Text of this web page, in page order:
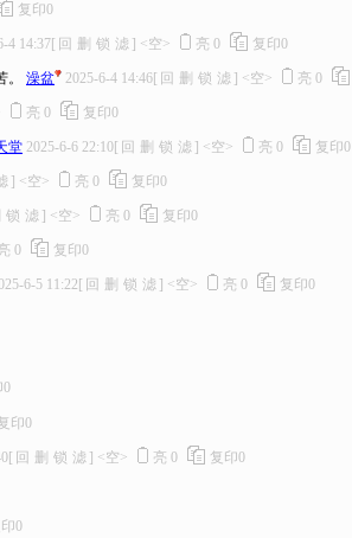
复印0
4 14:37[ 回 删 锁 滤 ] <空> 亮 0 复印0
澡盆 2025-6-4 14:46[ 回 删 锁 滤 ] <空> 亮 0
亮 0 复印0
堂 2025-6-6 22:10[ 回 删 锁 滤 ] <空> 亮 0 复印0
] <空> 亮 0 复印0
锁 滤 ] <空> 亮 0 复印0
0 复印0
6-5 11:22 [ 回 删 锁 滤 ] <空> 亮 0 复印0
0
印0
[ 回 删 锁 滤 ] <空> 亮 0 复印0
0